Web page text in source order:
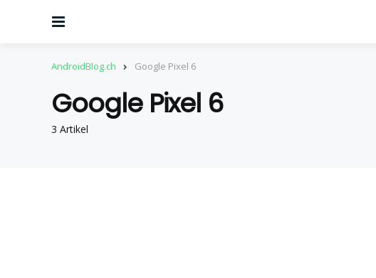
AndroidBlog.ch Google Pixel 6
3 Artikel
Google Pixel 6